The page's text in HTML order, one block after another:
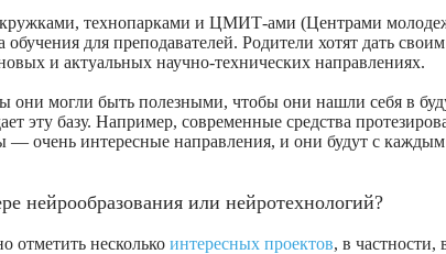
технопарками и ЦМИТ-ами (Центрами
обучения для преподавателей. Родители хотят дать
и актуальных научно-технических направлениях.
они могли быть полезными, чтобы они нашли себя в
эту базу. Например, современные средства
— очень интересные направления, и они будут с
нейрообразования или нейротехнологий?
отметить несколько интересных проектов, в